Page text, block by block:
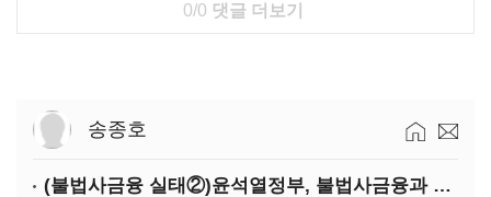
0/0 댓글 더보기
송종호
(불법사금융 실태②)윤석열정부, 불법사금융과 전쟁